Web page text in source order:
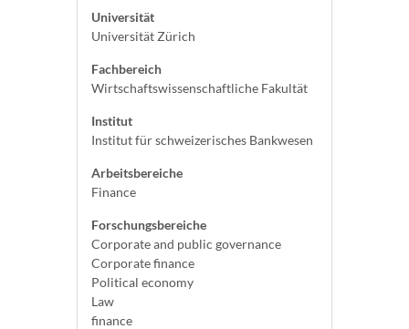
Universität
Universität Zürich
Fachbereich
Wirtschaftswissenschaftliche Fakultät
Institut
Institut für schweizerisches Bankwesen
Arbeitsbereiche
Finance
Forschungsbereiche
Corporate and public governance
Corporate finance
Political economy
Law
finance